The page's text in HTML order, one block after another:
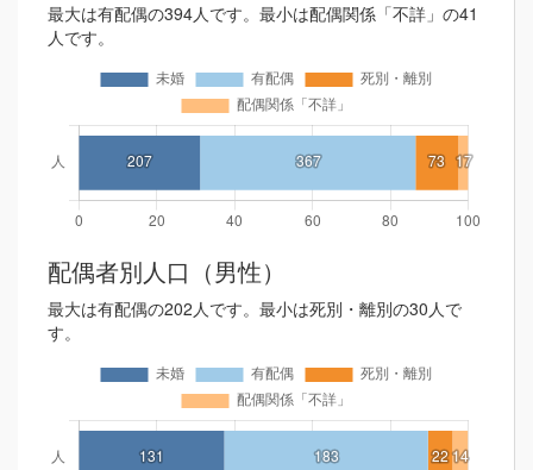
最大は有配偶の394人です。最小は配偶関係「不詳」の41
人です。
配偶者別人口（男性）
最大は有配偶の202人です。最小は死別・離別の30人で
す。